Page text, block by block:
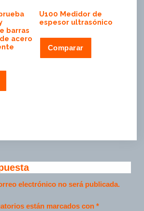
barras
acero
U100 Medidor de
espesor ultrasónico
Comparar
electrónico no será publicada.
están marcados con *